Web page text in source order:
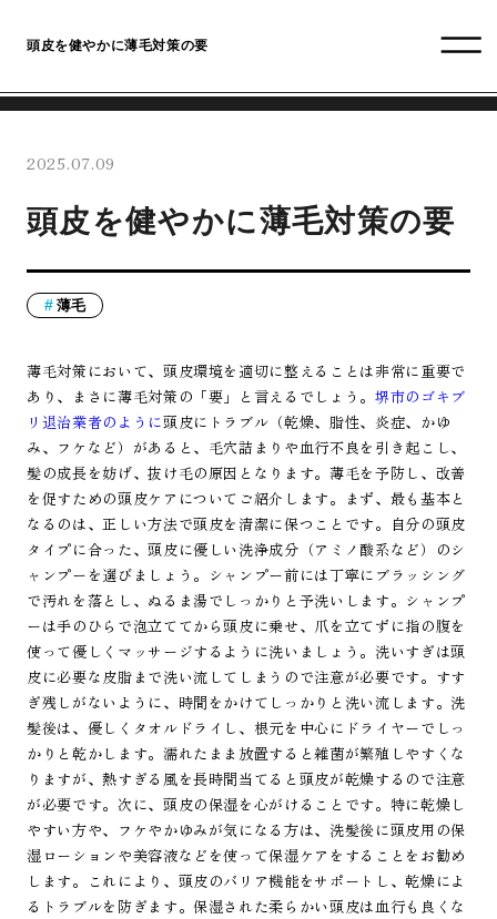
頭皮を健やかに薄毛対策の要
2025.07.09
頭皮を健やかに薄毛対策の要
薄毛
薄毛対策において、頭皮環境を適切に整えることは非常に重要で
あり、まさに薄毛対策の「要」と言えるでしょう。堺市のゴキブ
リ退治業者のように頭皮にトラブル（乾燥、脂性、炎症、かゆ
み、フケなど）があると、毛穴詰まりや血行不良を引き起こし、
髪の成長を妨げ、抜け毛の原因となります。薄毛を予防し、改善
を促すための頭皮ケアについてご紹介します。まず、最も基本と
なるのは、正しい方法で頭皮を清潔に保つことです。自分の頭皮
タイプに合った、頭皮に優しい洗浄成分（アミノ酸系など）のシ
ャンプーを選びましょう。シャンプー前には丁寧にブラッシング
で汚れを落とし、ぬるま湯でしっかりと予洗いします。シャンプ
ーは手のひらで泡立ててから頭皮に乗せ、爪を立てずに指の腹を
使って優しくマッサージするように洗いましょう。洗いすぎは頭
皮に必要な皮脂まで洗い流してしまうので注意が必要です。すす
ぎ残しがないように、時間をかけてしっかりと洗い流します。洗
髪後は、優しくタオルドライし、根元を中心にドライヤーでしっ
かりと乾かします。濡れたまま放置すると雑菌が繁殖しやすくな
りますが、熱すぎる風を長時間当てると頭皮が乾燥するので注意
が必要です。次に、頭皮の保湿を心がけることです。特に乾燥し
やすい方や、フケやかゆみが気になる方は、洗髪後に頭皮用の保
湿ローションや美容液などを使って保湿ケアをすることをお勧め
します。これにより、頭皮のバリア機能をサポートし、乾燥によ
るトラブルを防ぎます。保湿された柔らかい頭皮は血行も良くな